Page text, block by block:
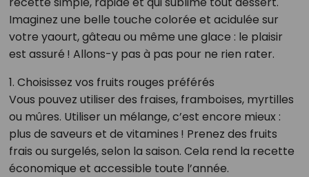
Imaginez une belle touche colorée et acidulée sur
votre yaourt, gâteau ou même une glace : le plaisir
est assuré ! Allons-y pas à pas pour ne rien rater.
1. Choisissez vos fruits rouges préférés
Vous pouvez utiliser des fraises, framboises, myrtilles
ou mûres. Utiliser un mélange, c’est encore mieux :
plus de saveurs et de vitamines ! Prenez des fruits
frais ou surgelés, selon la saison. Cela rend la recette
économique et accessible toute l’année.